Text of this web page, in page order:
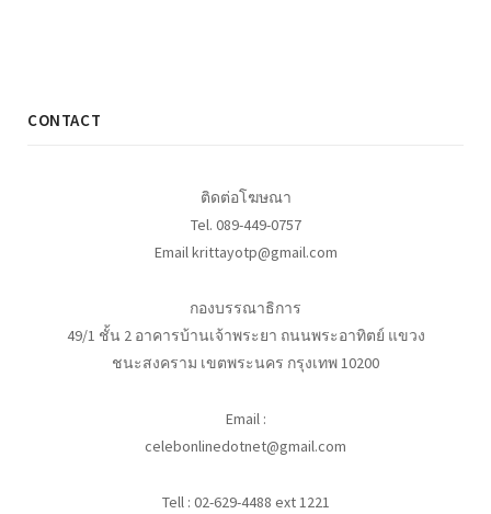
CONTACT
ติดต่อโฆษณา
Tel. 089-449-0757
Email krittayotp@gmail.com
กองบรรณาธิการ
49/1 ชั้น 2 อาคารบ้านเจ้าพระยา ถนนพระอาทิตย์ แขวง
ชนะสงคราม เขตพระนคร กรุงเทพ 10200
Email :
celebonlinedotnet@gmail.com
Tell : 02-629-4488 ext 1221